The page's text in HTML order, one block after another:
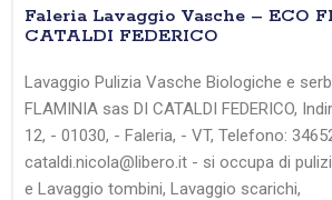
Faleria Lavaggio Vasche – ECO
CATALDI FEDERICO
Lavaggio Pulizia Vasche Biologiche e
FLAMINIA sas DI CATALDI FEDERICO,
12, - 01030, - Faleria, - VT, Telefono:
cataldi.nicola@libero.it - si occupa di
e Lavaggio tombini, Lavaggio scarichi,